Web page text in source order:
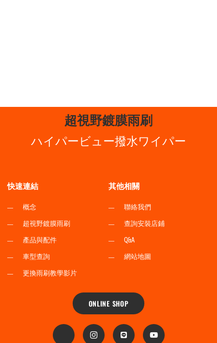
超視野鍍膜雨刷
ハイパービュー撥水ワイパー
快速連結
概念
超視野鍍膜雨刷
產品與配件
車型查詢
更換雨刷教學影片
其他相關
聯絡我們
查詢安裝店鋪
Q&A
網站地圖
ONLINE SHOP